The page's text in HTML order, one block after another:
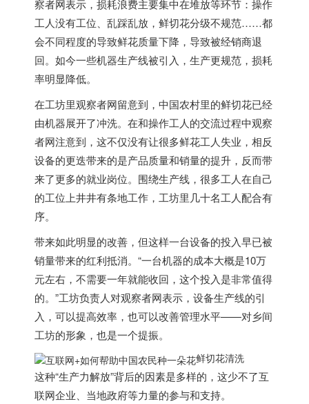
察者网表示，损耗浪费主要集中在堆放等环节：操作
工人没有工位、乱踩乱放，鲜切花分级不规范……都
会不同程度的导致鲜花质量下降，导致被经销商退
回。如今一些机器生产线被引入，生产更规范，损耗
率明显降低。
在工坊里观察者网留意到，中国农村里的鲜切花已经
由机器展开了冲洗。在和操作工人的交流过程中观察
者网注意到，这不仅没有让很多鲜花工人失业，相反
设备的更迭带来的是产品质量和销量的提升，反而带
来了更多的就业岗位。围绕生产线，很多工人在自己
的工位上井井有条地工作，工坊里几十名工人配合有
序。
带来如此明显的改善，但这样一台设备的投入早已被
销量带来的红利抵消。“一台机器的成本大概是10万
元左右，不需要一年就能收回，这个投入是非常值得
的。”工坊负责人对观察者网表示，设备生产线的引
入，可以提高效率，也可以改善管理水平——对乡间
工坊的形象，也是一个提振。
鲜切花清洗
这种“生产力解放”背后的因素是多样的，这少不了互
联网企业、当地政府等力量的参与和支持。